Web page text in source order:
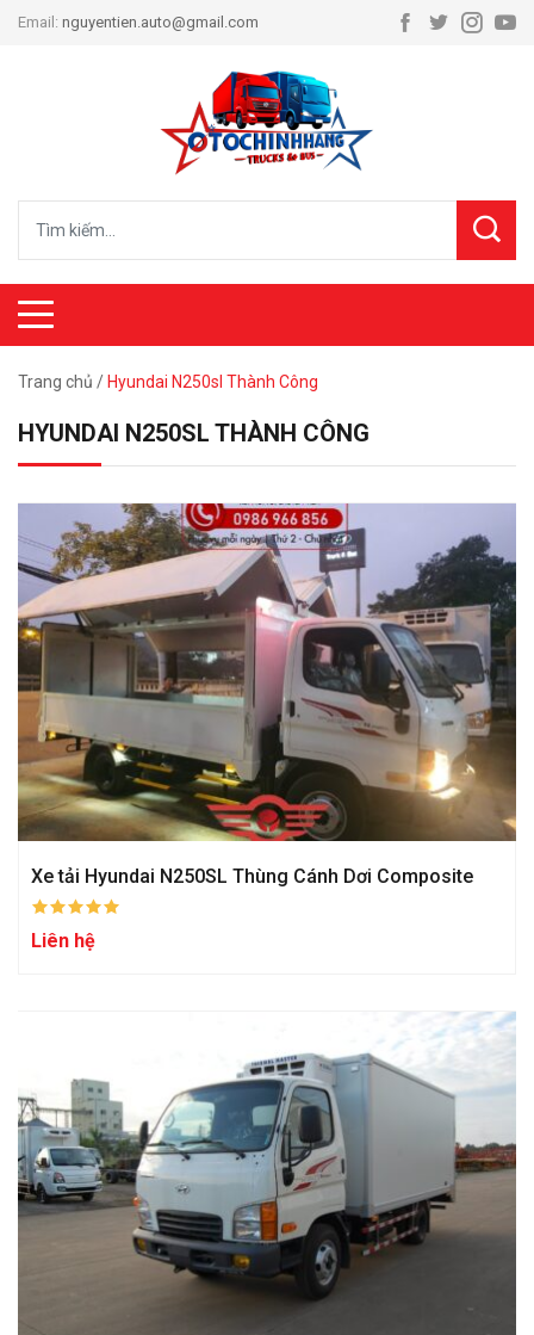
Email: nguyentien.auto@gmail.com
Trang chủ / Hyundai N250sl Thành Công
HYUNDAI N250SL THÀNH CÔNG
Xe tải Hyundai N250SL Thùng Cánh Dơi Composite
Liên hệ